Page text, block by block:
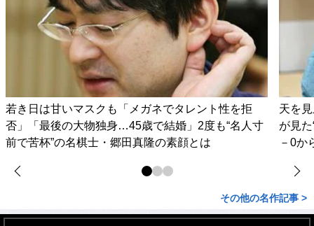
若き日は甘いマスクも「メガネでタレント性を拒
否」「最後の大物独身…45歳で結婚」2度も“名人寸
前で苦杯”の名棋士・郷田真隆の素顔とは
天を
が見
－0か
その他の名作記事 >